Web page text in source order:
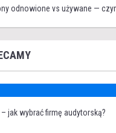
odnowione vs używane —
jak wybrać firmę audytorską?